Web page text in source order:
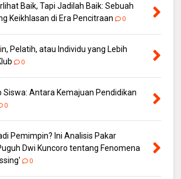
Baik, Tapi Jadilah Baik: Sebuah
Keikhlasan di Era Pencitraan
0
Pelatih, atau Individu yang Lebih
0
Siswa: Antara Kemajuan Pendidikan
0
Pemimpin? Ini Analisis Pakar
Dwi Kuncoro tentang Fenomena
0